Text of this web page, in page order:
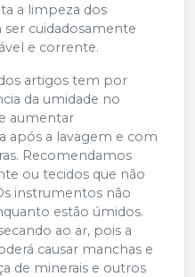
a limpeza dos
cuidadosamente
e corrente.
artigos tem por
da umidade no
aumentar
após a lavagem e com
Recomendamos
ou tecidos que não
instrumentos não
estão úmidos.
ao ar, pois a
causar manchas e
de minerais e outros